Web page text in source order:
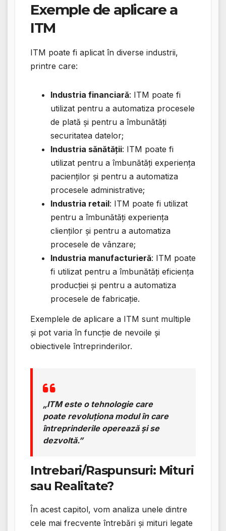
Exemple de aplicare a
ITM
ITM poate fi aplicat în diverse industrii,
printre care:
Industria financiară: ITM poate fi
utilizat pentru a automatiza procesele
de plată și pentru a îmbunătăți
securitatea datelor;
Industria sănătății: ITM poate fi
utilizat pentru a îmbunătăți experiența
pacienților și pentru a automatiza
procesele administrative;
Industria retail: ITM poate fi utilizat
pentru a îmbunătăți experiența
clienților și pentru a automatiza
procesele de vânzare;
Industria manufacturieră: ITM poate
fi utilizat pentru a îmbunătăți eficiența
producției și pentru a automatiza
procesele de fabricație.
Exemplele de aplicare a ITM sunt multiple
și pot varia în funcție de nevoile și
obiectivele întreprinderilor.
„ITM este o tehnologie care
poate revoluționa modul în care
întreprinderile operează și se
dezvoltă.”
Intrebari/Raspunsuri: Mituri
sau Realitate?
În acest capitol, vom analiza unele dintre
cele mai frecvente întrebări și mituri legate